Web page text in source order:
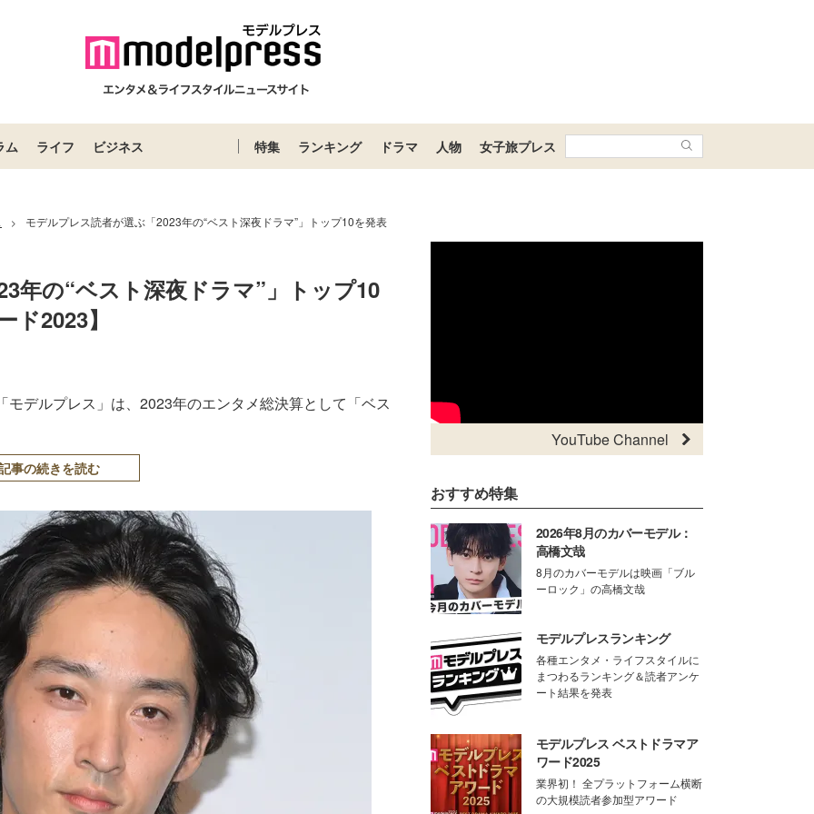
ム ライフ ビジネス 特集 ランキング ドラマ 人物 女子旅プレス
> モデルプレス読者が選ぶ「2023年の“ベスト深夜ドラマ”」トップ10を発表
年の“ベスト深夜ドラマ”」トップ10
2023】
デルプレス」は、2023年のエンタメ総決算として「ベス
事の続きを読む
YouTube Channel
おすすめ特集
2026年8月のカバーモデル：
高橋文哉
8月のカバーモデルは映画「ブル
ーロック」の高橋文哉
モデルプレスランキング
各種エンタメ・ライフスタイルに
まつわるランキング＆読者アンケ
ート結果を発表
モデルプレス ベストドラマア
ワード2025
業界初！ 全プラットフォーム横断
の大規模読者参加型アワード